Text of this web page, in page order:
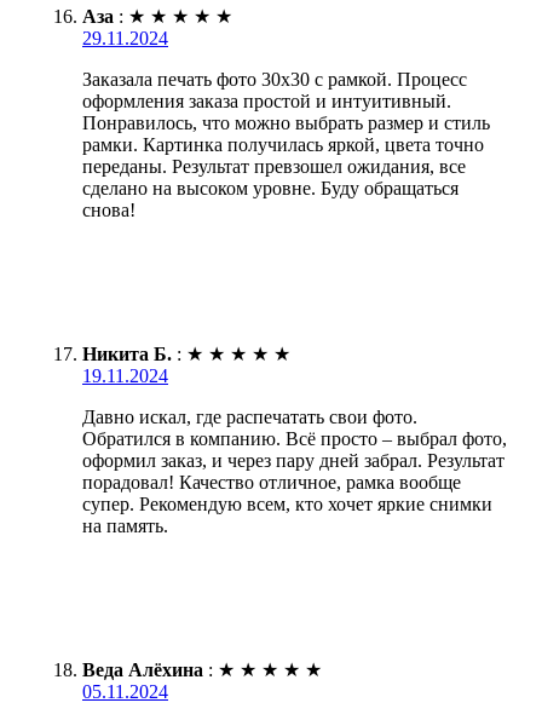
Аза : ★ ★ ★ ★ ★
29.11.2024
Заказала печать фото 30х30 с рамкой. Процесс
оформления заказа простой и интуитивный.
Понравилось, что можно выбрать размер и стиль
рамки. Картинка получилась яркой, цвета точно
переданы. Результат превзошел ожидания, все
сделано на высоком уровне. Буду обращаться
снова!
Никита Б. : ★ ★ ★ ★ ★
19.11.2024
Давно искал, где распечатать свои фото.
Обратился в компанию. Всё просто – выбрал фото,
оформил заказ, и через пару дней забрал. Результат
порадовал! Качество отличное, рамка вообще
супер. Рекомендую всем, кто хочет яркие снимки
на память.
Веда Алёхина : ★ ★ ★ ★ ★
05.11.2024